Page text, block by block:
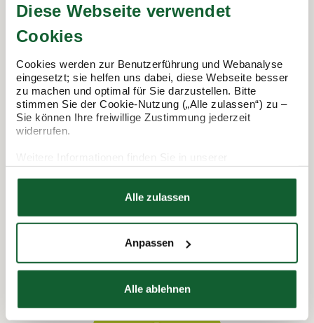
Diese Webseite verwendet
Cookies
Cookies werden zur Benutzerführung und Webanalyse
eingesetzt; sie helfen uns dabei, diese Webseite besser
zu machen und optimal für Sie darzustellen. Bitte
stimmen Sie der Cookie-Nutzung („Alle zulassen“) zu –
Sie können Ihre freiwillige Zustimmung jederzeit
widerrufen.
Datenschutzerklärung
Hier finden Sie unser
Alle zulassen
Anpassen
Alle ablehnen
Termin vereinbaren